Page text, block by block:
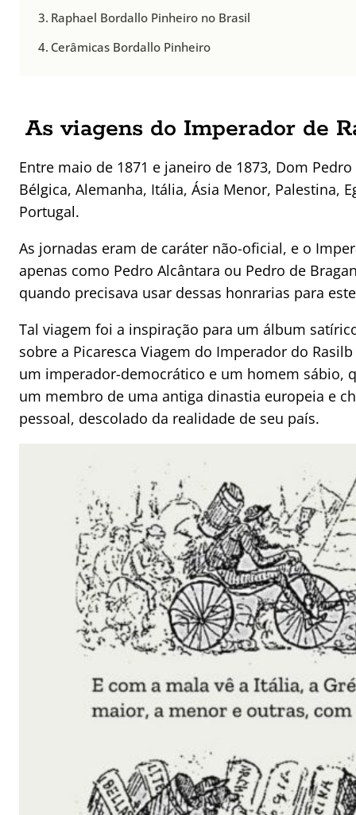
Raphael Bordallo Pinheiro no Brasil
Cerâmicas Bordallo Pinheiro
As viagens do Imperador de
Entre maio de 1871 e janeiro de 1873, Dom
Bélgica, Alemanha, Itália, Ásia Menor, Palestina,
Portugal.
As jornadas eram de caráter não-oficial, e o
apenas como Pedro Alcântara ou Pedro de
quando precisava usar dessas honrarias para
Tal viagem foi a inspiração para um álbum
sobre a Picaresca Viagem do Imperador do
um imperador-democrático e um homem sábio,
um membro de uma antiga dinastia europeia e
pessoal, descolado da realidade de seu país.